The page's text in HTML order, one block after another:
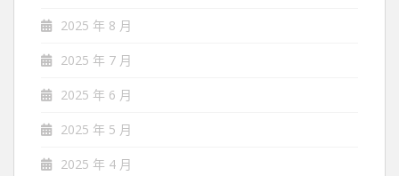
2025 年 8 月
2025 年 7 月
2025 年 6 月
2025 年 5 月
2025 年 4 月